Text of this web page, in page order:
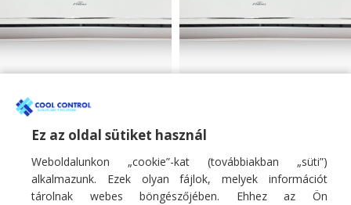
Fisher 3.4kW mono
oldalfali klíma SUMMER
sorozat
Monosplit oldalfali klíma
266 900 Ft
Monosplit oldalfali klíma
406 900Ft
Ez az oldal sütiket használ
Weboldalunkon „cookie”-kat (továbbiakban „süti”)
alkalmazunk. Ezek olyan fájlok, melyek információt
tárolnak webes böngészőjében. Ehhez az Ön